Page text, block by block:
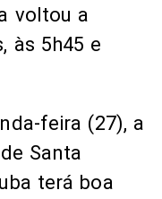
voltou a
às 5h45 e
feira (27), a
Santa
terá boa